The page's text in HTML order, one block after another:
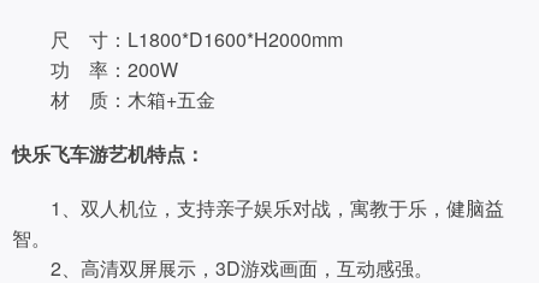
尺 寸：L1800*D1600*H2000mm
功 率：200W
材 质：木箱+五金
快乐飞车游艺机特点：
1、双人机位，支持亲子娱乐对战，寓教于乐，健脑益
智。
2、高清双屏展示，3D游戏画面，互动感强。